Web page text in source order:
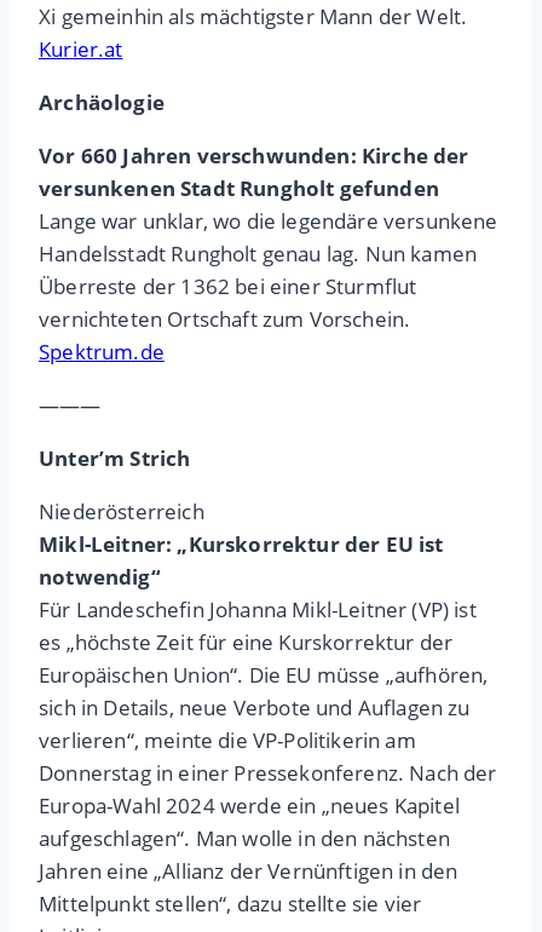
Xi gemeinhin als mächtigster Mann der Welt.
Kurier.at
Archäologie
Vor 660 Jahren verschwunden: Kirche der
versunkenen Stadt Rungholt gefunden
Lange war unklar, wo die legendäre versunkene
Handelsstadt Rungholt genau lag. Nun kamen
Überreste der 1362 bei einer Sturmflut
vernichteten Ortschaft zum Vorschein.
Spektrum.de
———
Unter’m Strich
Niederösterreich
Mikl-Leitner: „Kurskorrektur der EU ist
notwendig“
Für Landeschefin Johanna Mikl-Leitner (VP) ist
es „höchste Zeit für eine Kurskorrektur der
Europäischen Union“. Die EU müsse „aufhören,
sich in Details, neue Verbote und Auflagen zu
verlieren“, meinte die VP-Politikerin am
Donnerstag in einer Pressekonferenz. Nach der
Europa-Wahl 2024 werde ein „neues Kapitel
aufgeschlagen“. Man wolle in den nächsten
Jahren eine „Allianz der Vernünftigen in den
Mittelpunkt stellen“, dazu stellte sie vier